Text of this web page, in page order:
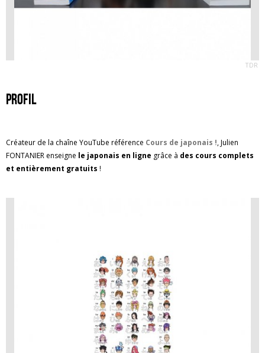
TDR
Profil
Créateur de la chaîne YouTube référence Cours de japonais !, Julien
FONTANIER enseigne le japonais en ligne grâce à des cours complets
et entièrement gratuits !